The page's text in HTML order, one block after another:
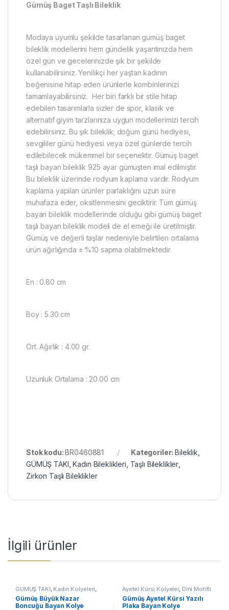
​Gümüş Baget Taşlı Bileklik
Modaya uyumlu şekilde tasarlanan gümüş baget
bileklik modellerini hem gündelik yaşantınızda hem
özel gün ve gecelerinizde şık bir şekilde
kullanabilirsiniz. Yenilikçi her yaştan kadının
beğenisine hitap eden ürünlerle kombinlerinizi
tamamlayabilirsiniz. Her biri farklı bir stile hitap
edebilen tasarımlarla sizler de spor, klasik ve
alternatif giyim tarzlarınıza uygun modellerimizi tercih
edebilirsiniz. Bu şık bileklik; doğum günü hediyesi,
sevgililer günü hediyesi veya özel günlerde tercih
edilebilecek mükemmel bir seçenektir. Gümüş baget
taşlı bayan bileklik 925 ayar gümüşten imal edilmiştir.
Bu bileklik üzerinde rodyum kaplama vardır. Rodyum
kaplama yapılan ürünler parlaklığını uzun süre
muhafaza eder, oksitlenmesini geciktirir. Tüm gümüş
bayan bileklik modellerinde olduğu gibi gümüş baget
taşlı bayan bileklik modeli de el emeği ile üretilmiştir.
Gümüş ve değerli taşlar nedeniyle belirtilen ortalama
ürün ağırlığında ± %10 sapma olabilmektedir.
En : 0.80 cm
Boy : 5.30 cm
Ort. Ağırlık : 4.00 gr.
Uzunluk Ortalama : 20.00 cm
Stok kodu:BR0460881 Kategoriler:Bileklik
GÜMÜŞ TAKI ,Kadın Bileklikleri Taşlı Bileklikler
Zirkon Taşlı Bileklikler
İlgili ürünler
GÜMÜŞ TAKI, Kadın Kolyeleri,
Kolye ,Nazar Kolyeler
Gümüş Büyük Nazar
Boncuğu Bayan Kolye
Ayetel Kürsi Kolyeler, Dini Motifli
Kolyeler GÜMÜŞ TAKI , Kadın
Kolyeleri,Kolye
Gümüş Ayetel Kürsi Yazılı
Plaka Bayan Kolye